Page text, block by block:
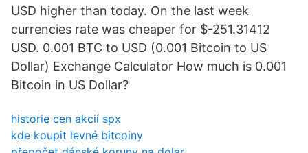
USD higher than today. On the last week
currencies rate was cheaper for $-251.31412
USD. 0.001 BTC to USD (0.001 Bitcoin to US
Dollar) Exchange Calculator How much is 0.001
Bitcoin in US Dollar?
historie cen akcií spx
kde koupit levné bitcoiny